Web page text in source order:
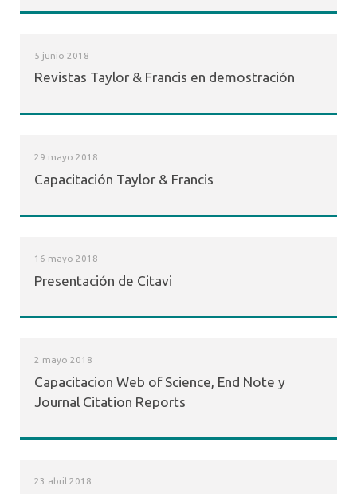
5 junio 2018
Revistas Taylor & Francis en demostración
29 mayo 2018
Capacitación Taylor & Francis
16 mayo 2018
Presentación de Citavi
2 mayo 2018
Capacitacion Web of Science, End Note y
Journal Citation Reports
23 abril 2018